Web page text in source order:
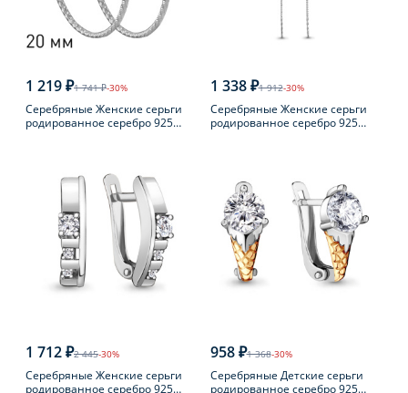
1 219 ₽1 741 ₽-30%
Серебряные Женские серьги
родированное серебро 925
1 338 ₽1 912-30%
Серебряные Женские серьги
родированное серебро 925
1 712 ₽2 445-30%
Серебряные Женские серьги
родированное серебро 925
958 ₽1 368-30%
Серебряные Детские серьги
родированное серебро 925